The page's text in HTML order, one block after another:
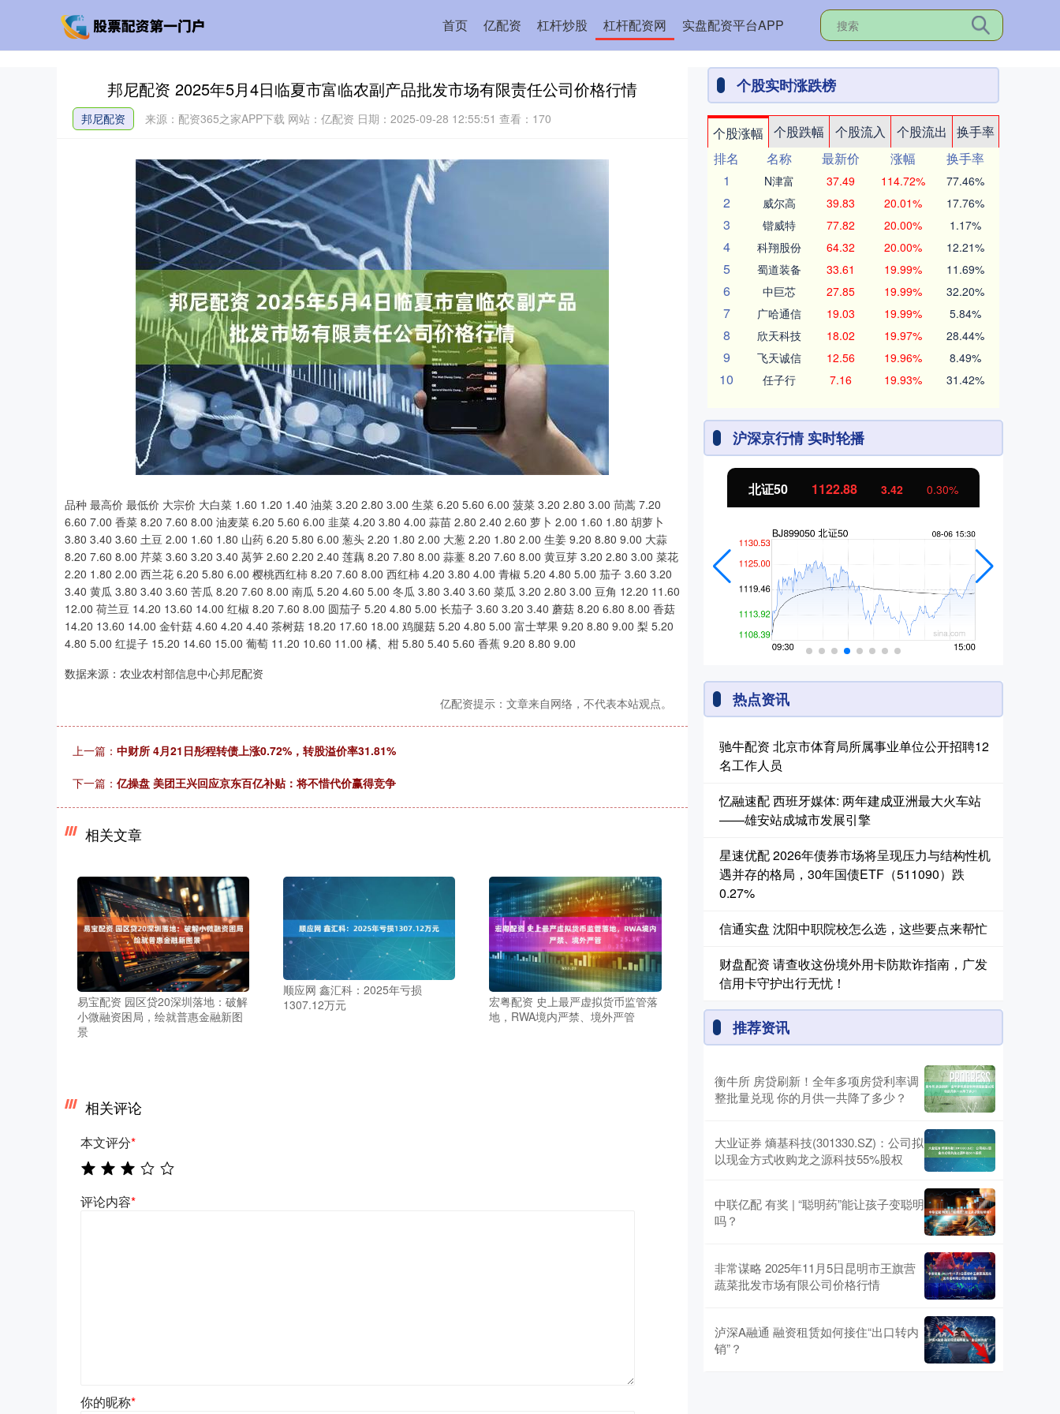
首页 亿配资 杠杆炒股 杠杆配资网 实盘配资平台APP
邦尼配资 2025年5月4日临夏市富临农副产品批发市场有限责任公司价格行情
邦尼配资 来源：配资365之家APP下载 网站：亿配资 日期：2025-09-28 12:55:51 查看：170
品种 最高价 最低价 大宗价 大白菜 1.60 1.20 1.40 油菜 3.20 2.80 3.00 生菜 6.20 5.60 6.00 菠菜 3.20 2.80 3.00 茼蒿 7.20
6.60 7.00 香菜 8.20 7.60 8.00 油麦菜 6.20 5.60 6.00 韭菜 4.20 3.80 4.00 蒜苗 2.80 2.40 2.60 萝卜 2.00 1.60 1.80 胡萝卜
3.80 3.40 3.60 土豆 2.00 1.60 1.80 山药 6.20 5.80 6.00 葱头 2.20 1.80 2.00 大葱 2.20 1.80 2.00 生姜 9.20 8.80 9.00 大蒜
8.20 7.60 8.00 芹菜 3.60 3.20 3.40 莴笋 2.60 2.20 2.40 莲藕 8.20 7.80 8.00 蒜薹 8.20 7.60 8.00 黄豆芽 3.20 2.80 3.00 菜花
2.20 1.80 2.00 西兰花 6.20 5.80 6.00 樱桃西红柿 8.20 7.60 8.00 西红柿 4.20 3.80 4.00 青椒 5.20 4.80 5.00 茄子 3.60 3.20
3.40 黄瓜 3.80 3.40 3.60 苦瓜 8.20 7.60 8.00 南瓜 5.20 4.60 5.00 冬瓜 3.80 3.40 3.60 菜瓜 3.20 2.80 3.00 豆角 12.20 11.60
12.00 荷兰豆 14.20 13.60 14.00 红椒 8.20 7.60 8.00 圆茄子 5.20 4.80 5.00 长茄子 3.60 3.20 3.40 蘑菇 8.20 6.80 8.00 香菇
14.20 13.60 14.00 金针菇 4.60 4.20 4.40 茶树菇 18.20 17.60 18.00 鸡腿菇 5.20 4.80 5.00 富士苹果 9.20 8.80 9.00 梨 5.20
4.80 5.00 红提子 15.20 14.60 15.00 葡萄 11.20 10.60 11.00 橘、柑 5.80 5.40 5.60 香蕉 9.20 8.80 9.00
数据来源：农业农村部信息中心邦尼配资
亿配资提示：文章来自网络，不代表本站观点。
上一篇： 中财所 4月21日彤程转债上涨0.72%，转股溢价率31.81%
下一篇： 亿操盘 美团王兴回应京东百亿补贴：将不惜代价赢得竞争
相关文章
易宝配资 园区贷20深圳落地：破解
小微融资困局，绘就普惠金融新图
景
顺应网 鑫汇科：2025年亏损
1307.12万元
宏粤配资 史上最严虚拟货币监管落
地，RWA境内严禁、境外严管
相关评论
本文评分*
评论内容*
你的昵称*
个股实时涨跌榜
个股涨幅 个股跌幅 个股流入 个股流出
换手率
排名
名称 最新价 涨幅
换手率
1
N津富 37.49 114.72% 77.46%
2 威尔高 39.83 20.01% 17.76%
3 锴威特 77.82 20.00% 1.17%
4 科翔股份 64.32 20.00% 12.21%
5 蜀道装备 33.61 19.99% 11.69%
6 中巨芯 27.85 19.99% 32.20%
7 广哈通信 19.03 19.99% 5.84%
8 欣天科技 18.02 19.97% 28.44%
9 飞天诚信 12.56 19.96% 8.49%
10 任子行 7.16 19.93% 31.42%
沪深京行情 实时轮播
北证50 1122.88 3.42 0.30%
热点资讯
驰牛配资 北京市体育局所属事业单位公开招聘12
名工作人员
忆融速配 西班牙媒体: 两年建成亚洲最大火车站
——雄安站成城市发展引擎
星速优配 2026年债券市场将呈现压力与结构性机
遇并存的格局，30年国债ETF（511090）跌
0.27%
信通实盘 沈阳中职院校怎么选，这些要点来帮忙
财盘配资 请查收这份境外用卡防欺诈指南，广发
信用卡守护出行无忧！
推荐资讯
衡牛所 房贷刷新！全年多项房贷利率调
整批量兑现 你的月供一共降了多少？
大业证券 熵基科技(301330.SZ)：公司拟
以现金方式收购龙之源科技55%股权
中联亿配 有奖 | “聪明药”能让孩子变聪明
吗？
非常谋略 2025年11月5日昆明市王旗营
蔬菜批发市场有限公司价格行情
泸深A融通 融资租赁如何接住“出口转内
销”？